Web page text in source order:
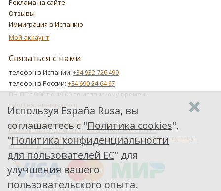
Реклама на сайте
Отзывы
Иммиграция в Испанию
Мой аккаунт
Связаться с нами
телефон в Испании: +34 932 726 490
телефон в России: +34 690 24 64 87
info@espanarusa.com
Соглашение пользователя
Политика cookies
Политика конфиденциальности для пользователей ЕС
Как Google обрабатывает информацию о пользователях, получаемую
от наших партнеров
Copyright ©2007-2026 Espana Rusa
Используя España Rusa, вы
соглашаетесь с "Политика cookies",
"Политика конфиденциальности
для пользователей ЕС" для
улучшения вашего
пользовательского опыта.